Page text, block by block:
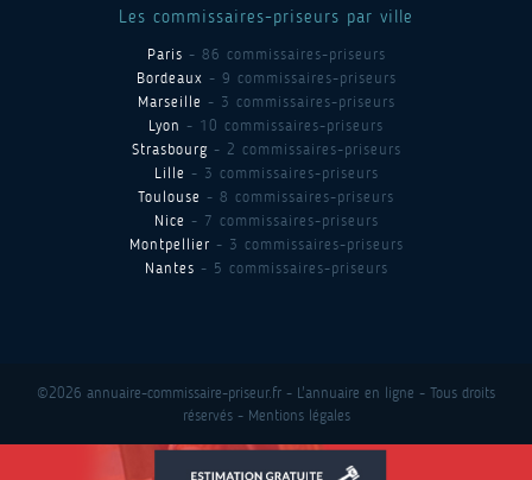
Les commissaires-priseurs par ville
Paris - 86 commissaires-priseurs
Bordeaux - 9 commissaires-priseurs
Marseille - 3 commissaires-priseurs
Lyon - 10 commissaires-priseurs
Strasbourg - 2 commissaires-priseurs
Lille - 3 commissaires-priseurs
Toulouse - 8 commissaires-priseurs
Nice - 7 commissaires-priseurs
Montpellier - 3 commissaires-priseurs
Nantes - 5 commissaires-priseurs
©2026 annuaire-commissaire-priseur.fr - L'annuaire en ligne - Tous droits
réservés - Mentions légales